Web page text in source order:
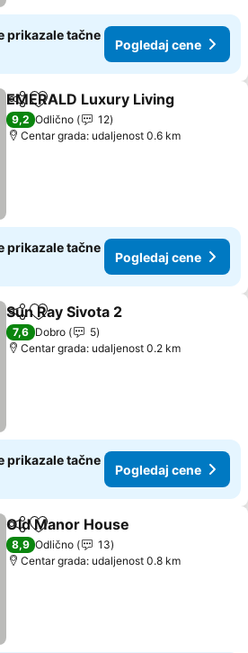
prikazale tačne
Pogledaj cene
Deli Dodati u favorite
EMERALD Luxury Living
9,2 Odlično
12
Centar grada: udaljenost 0.6 km
prikazale tačne
Pogledaj cene
Deli Dodati u favorite
Sun Ray Sivota 2
7,6 Dobro
5
Centar grada: udaljenost 0.2 km
prikazale tačne
Pogledaj cene
Deli Dodati u favorite
Old Manor House
8,9 Odlično
13
Centar grada: udaljenost 0.8 km